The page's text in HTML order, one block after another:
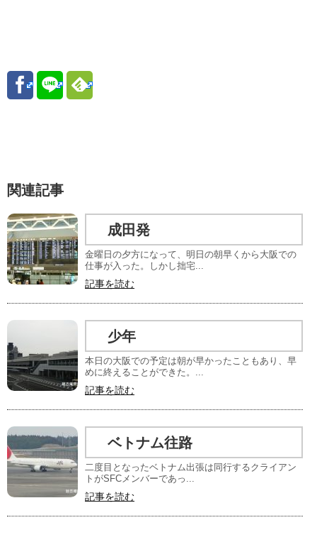
関連記事
成田発
金曜日の夕方になって、明日の朝早くから大阪での
仕事が入った。しかし拙宅...
記事を読む
少年
本日の大阪での予定は朝が早かったこともあり、早
めに終えることができた。...
記事を読む
ベトナム往路
二度目となったベトナム出張は同行するクライアン
トがSFCメンバーであっ...
記事を読む